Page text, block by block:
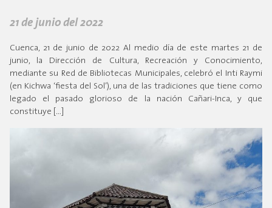
21 de junio del 2022
Cuenca, 21 de junio de 2022 Al medio día de este martes 21 de
junio, la Dirección de Cultura, Recreación y Conocimiento,
mediante su Red de Bibliotecas Municipales, celebró el Inti Raymi
(en Kichwa ‘fiesta del Sol’), una de las tradiciones que tiene como
legado el pasado glorioso de la nación Cañari-Inca, y que
constituye […]